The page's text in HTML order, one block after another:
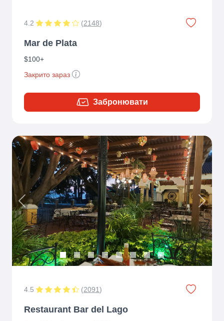
4.2 (2148)
Mar de Plata
$100+
Закрито зараз
Забронювати
Previous Next
4.5 (2091)
Restaurant Bar del Lago